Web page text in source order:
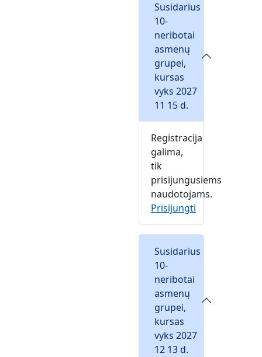
Susidarius
10-
neribotai
asmenų
grupei,
kursas
vyks 2027
11 15 d.
Registracija
galima,
tik
prisijungusiems
naudotojams.
Prisijungti
Susidarius
10-
neribotai
asmenų
grupei,
kursas
vyks 2027
12 13 d.